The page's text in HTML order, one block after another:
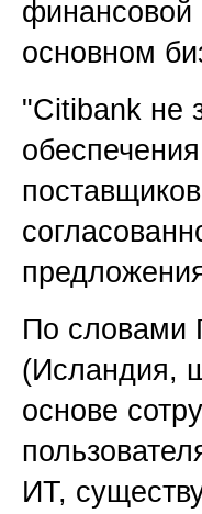
финансовой
основном
"Citibank не
По словами
(Исландия,
основе
ИТ,